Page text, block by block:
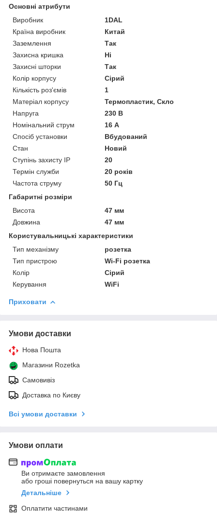
Основні атрибути
Виробник
1DAL
Країна виробник
Китай
Заземлення
Так
Захисна кришка
Ні
Захисні шторки
Так
Колір корпусу
Сірий
Кількість роз'ємів
1
Матеріал корпусу
Термопластик, Скло
Напруга
230 В
Номінальний струм
16 А
Спосіб установки
Вбудований
Стан
Новий
Ступінь захисту IP
20
Термін служби
20 років
Частота струму
50 Гц
Габаритні розміри
Висота
47 мм
Довжина
47 мм
Користувальницькі характеристики
Тип механізму
розетка
Тип пристрою
Wi-Fi розетка
Колір
Сірий
Керування
WiFi
Приховати
Умови доставки
Нова Пошта
Магазини Rozetka
Самовивіз
Доставка по Києву
Всі умови доставки
Умови оплати
Ви отримаєте замовлення
або гроші повернуться на вашу картку
Детальніше
Оплатити частинами